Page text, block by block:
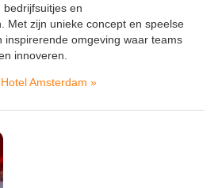
en
Met zijn unieke concept en speelse
inspirerende omgeving waar teams
innoveren.
Amsterdam »